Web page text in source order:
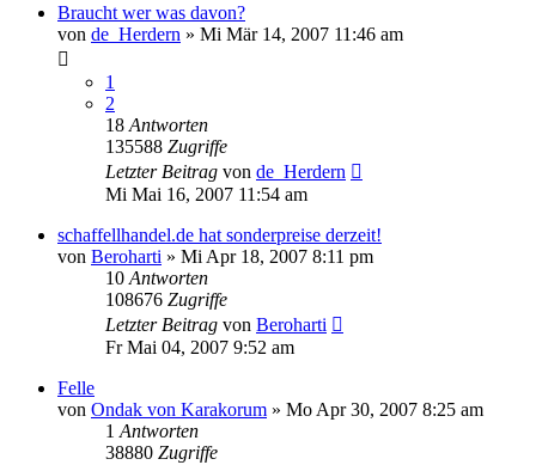
Braucht wer was davon?
von de_Herdern » Mi Mär 14, 2007 11:46 am
1
2
18 Antworten
135588 Zugriffe
Letzter Beitrag von de_Herdern
Mi Mai 16, 2007 11:54 am
schaffellhandel.de hat sonderpreise derzeit!
von Beroharti » Mi Apr 18, 2007 8:11 pm
10 Antworten
108676 Zugriffe
Letzter Beitrag von Beroharti
Fr Mai 04, 2007 9:52 am
Felle
von Ondak von Karakorum » Mo Apr 30, 2007 8:25 am
1 Antworten
38880 Zugriffe